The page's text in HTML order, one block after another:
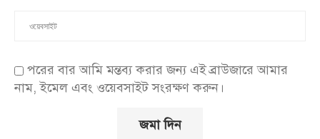
পরের বার আমি মন্তব্য করার জন্য এই ব্রাউজারে আমার
নাম, ইমেল এবং ওয়েবসাইট সংরক্ষণ করুন।